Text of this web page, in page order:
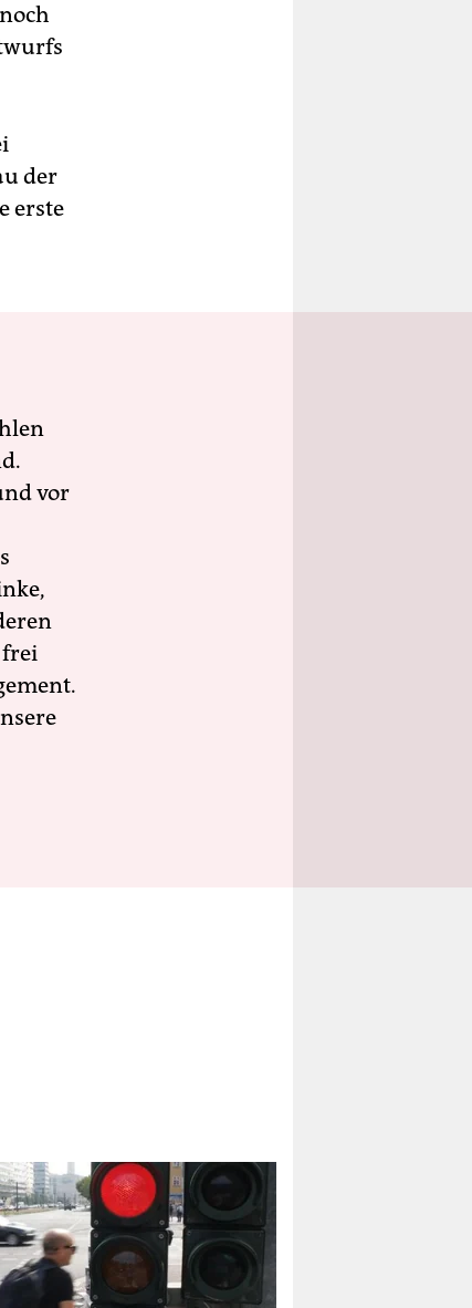
der
erste
vor
frei